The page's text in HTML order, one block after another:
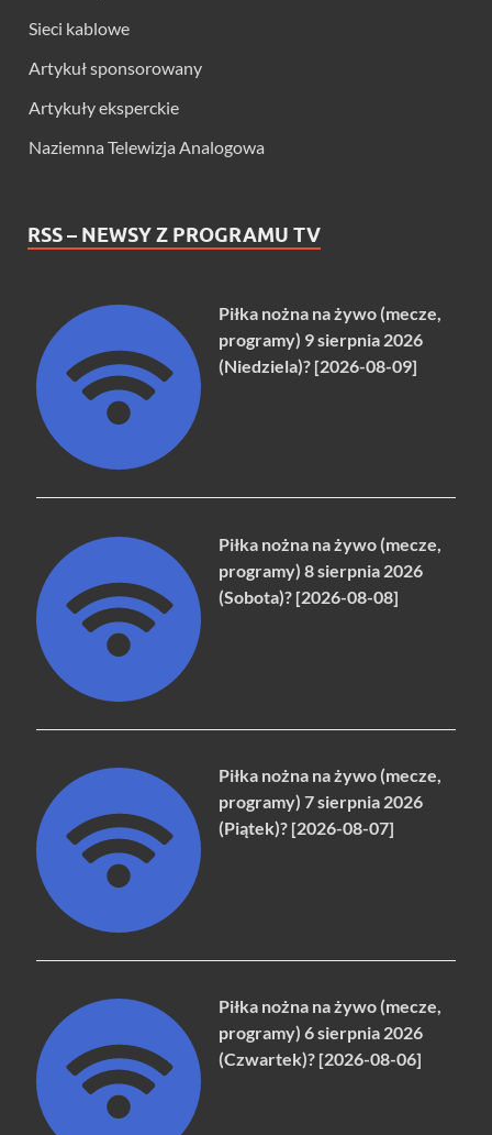
Sieci kablowe
Artykuł sponsorowany
Artykuły eksperckie
Naziemna Telewizja Analogowa
RSS – NEWSY Z PROGRAMU TV
Piłka nożna na żywo (mecze,
programy) 9 sierpnia 2026
(Niedziela)? [2026-08-09]
Piłka nożna na żywo (mecze,
programy) 8 sierpnia 2026
(Sobota)? [2026-08-08]
Piłka nożna na żywo (mecze,
programy) 7 sierpnia 2026
(Piątek)? [2026-08-07]
Piłka nożna na żywo (mecze,
programy) 6 sierpnia 2026
(Czwartek)? [2026-08-06]